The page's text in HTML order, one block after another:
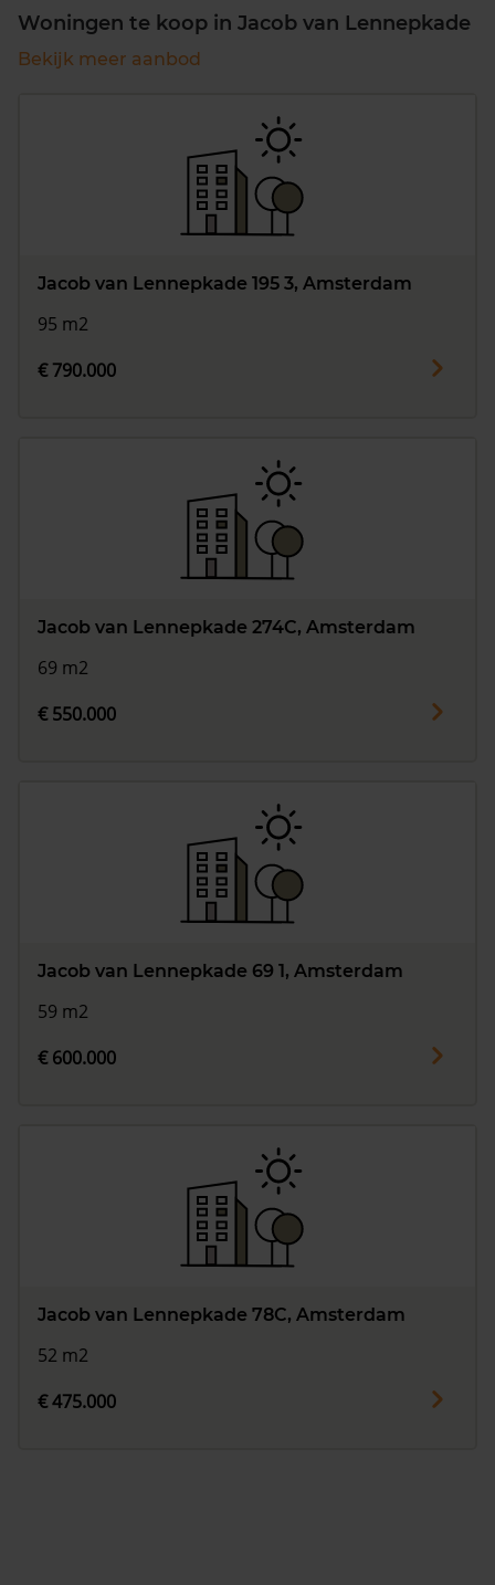
Woningen te koop in Jacob van Lennepkade
Bekijk meer aanbod
Jacob van Lennepkade 195 3, Amsterdam
95 m2
€ 790.000
Jacob van Lennepkade 274C, Amsterdam
69 m2
€ 550.000
Jacob van Lennepkade 69 1, Amsterdam
59 m2
€ 600.000
Jacob van Lennepkade 78C, Amsterdam
52 m2
€ 475.000